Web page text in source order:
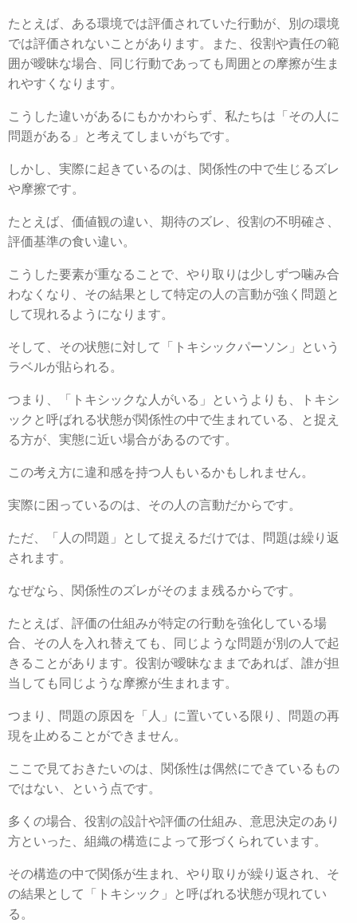
たとえば、ある環境では評価されていた行動が、別の環境
では評価されないことがあります。また、役割や責任の範
囲が曖昧な場合、同じ行動であっても周囲との摩擦が生ま
れやすくなります。
こうした違いがあるにもかかわらず、私たちは「その人に
問題がある」と考えてしまいがちです。
しかし、実際に起きているのは、関係性の中で生じるズレ
や摩擦です。
たとえば、価値観の違い、期待のズレ、役割の不明確さ、
評価基準の食い違い。
こうした要素が重なることで、やり取りは少しずつ噛み合
わなくなり、その結果として特定の人の言動が強く問題と
して現れるようになります。
そして、その状態に対して「トキシックパーソン」という
ラベルが貼られる。
つまり、「トキシックな人がいる」というよりも、トキシ
ックと呼ばれる状態が関係性の中で生まれている、と捉え
る方が、実態に近い場合があるのです。
この考え方に違和感を持つ人もいるかもしれません。
実際に困っているのは、その人の言動だからです。
ただ、「人の問題」として捉えるだけでは、問題は繰り返
されます。
なぜなら、関係性のズレがそのまま残るからです。
たとえば、評価の仕組みが特定の行動を強化している場
合、その人を入れ替えても、同じような問題が別の人で起
きることがあります。役割が曖昧なままであれば、誰が担
当しても同じような摩擦が生まれます。
つまり、問題の原因を「人」に置いている限り、問題の再
現を止めることができません。
ここで見ておきたいのは、関係性は偶然にできているもの
ではない、という点です。
多くの場合、役割の設計や評価の仕組み、意思決定のあり
方といった、組織の構造によって形づくられています。
その構造の中で関係が生まれ、やり取りが繰り返され、そ
の結果として「トキシック」と呼ばれる状態が現れてい
る。